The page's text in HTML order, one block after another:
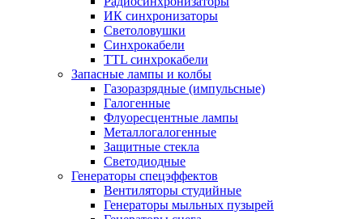
ИК синхронизаторы
Светоловушки
Синхрокабели
TTL синхрокабели
Запасные лампы и колбы
Газоразрядные (импульсные)
Галогенные
Флуоресцентные лампы
Металлогалогенные
Защитные стекла
Светодиодные
Генераторы спецэффектов
Вентиляторы студийные
Генераторы мыльных пузырей